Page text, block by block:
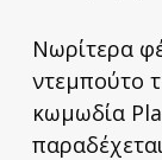
Νωρίτερα
ντεμπούτο
κωμωδία